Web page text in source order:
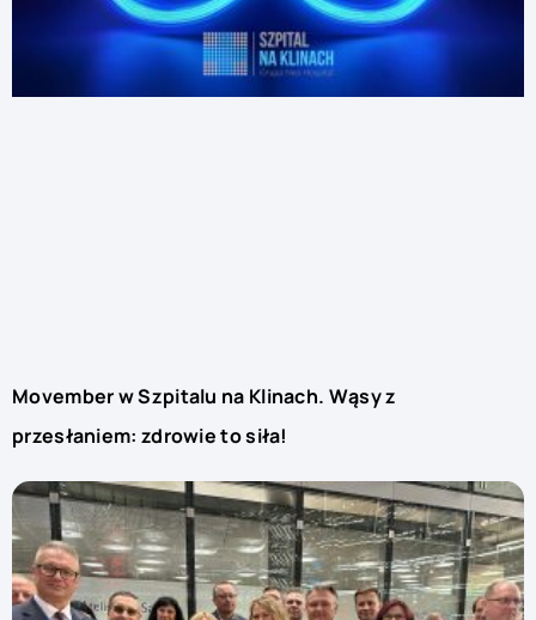
Movember w Szpitalu na Klinach. Wąsy z
przesłaniem: zdrowie to siła!